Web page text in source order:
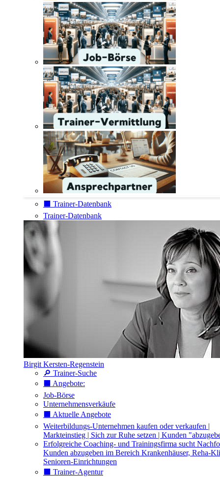
⬛️ Trainer-Datenbank
Trainer-Datenbank
Birgit Kersten-Regenstein
🔎 Trainer-Suche
⬛️ Angebote:
Job-Börse
Unternehmensverkäufe
⬛️ Aktuelle Angebote
Weiterbildungs-Unternehmen kaufen oder verkaufen |
Markteinstieg | Sich zur Ruhe setzen | Kunden
Erfolgreiche Coaching- und Trainingsfirma sucht
Kunden abzugeben im Bereich Krankenhäuser, Reha-
Senioren-Einrichtungen
⬛️ Trainer-Agentur